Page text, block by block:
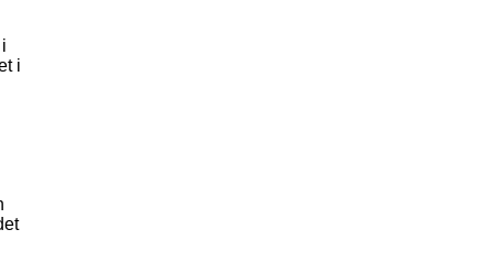
i